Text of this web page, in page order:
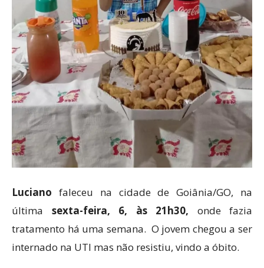
Luciano faleceu na cidade de Goiânia/GO, na
última sexta-feira, 6, às 21h30, onde fazia
tratamento há uma semana. O jovem chegou a ser
internado na UTI mas não resistiu, vindo a óbito.